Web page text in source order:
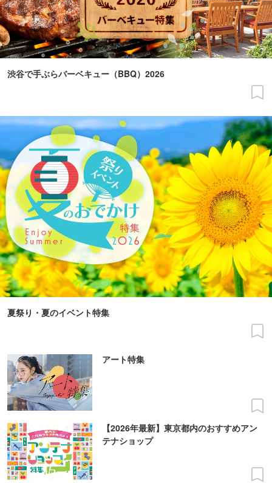
渋谷で手ぶらバーベキュー（BBQ）2026
夏祭り・夏のイベント特集
アート特集
【2026年最新】東京都内のおすすめアン
テナショップ